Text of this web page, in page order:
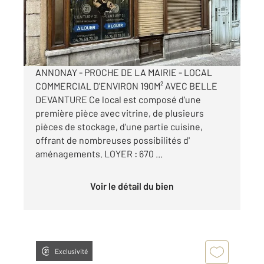
Appartement Local à louer
690 €
par mois charges comprises
ANNONAY - PROCHE DE LA MAIRIE - LOCAL
COMMERCIAL D'ENVIRON 190M² AVEC BELLE
DEVANTURE Ce local est composé d'une
première pièce avec vitrine, de plusieurs
pièces de stockage, d'une partie cuisine,
offrant de nombreuses possibilités d'
aménagements. LOYER : 670 ...
Voir le détail du bien
Exclusivité